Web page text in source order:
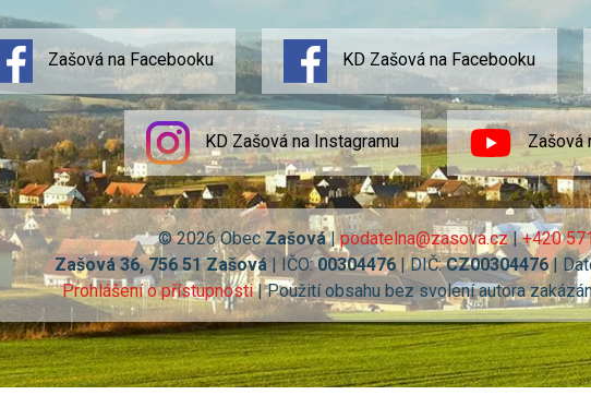
Zašová na Facebooku KD Zašová na Facebooku
KD Zašová na Instagramu Zašová
© 2026 ObecZašová|podatelna@zasova.cz|+420
Zašová 36, 756 51 Zašová| IČO:00304476| DIČ:CZ00304476|
Prohlášení o přístupnosti| Použití obsahu bez svolení autora